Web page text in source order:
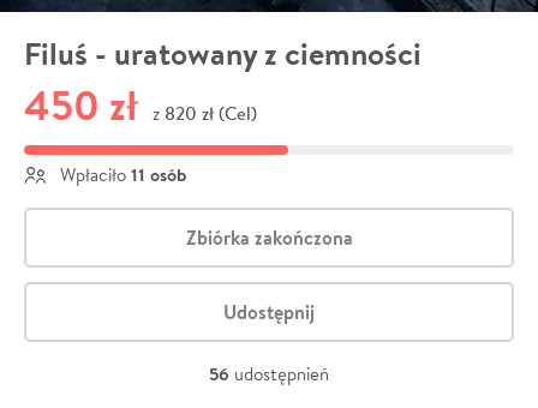
Filuś - uratowany z ciemności
450 zł z 820 zł (Cel)
Wpłaciło 11 osób
Zbiórka zakończona
Udostępnij
56 udostępnień